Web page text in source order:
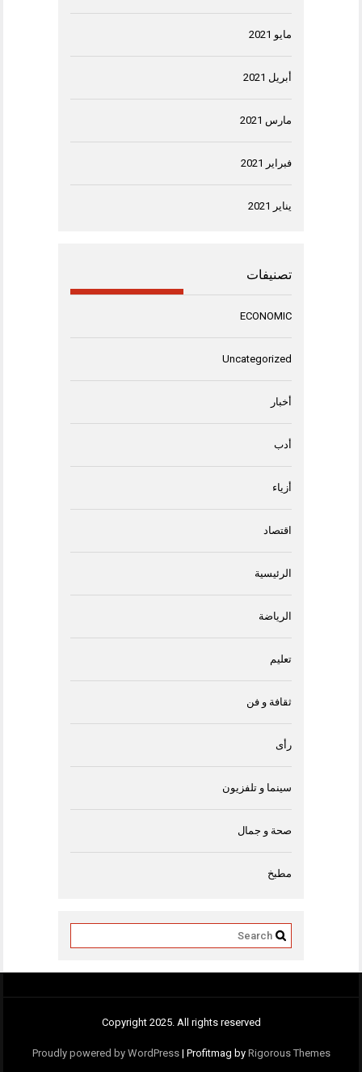
مايو 2021
أبريل 2021
مارس 2021
فبراير 2021
يناير 2021
تصنيفات
ECONOMIC
Uncategorized
أخبار
أدب
أزياء
اقتصاد
الرئيسية
الرياضة
تعليم
ثقافة و فن
رأى
سينما و تلفزيون
صحة و جمال
مطبخ
Copyright 2025. All rights reserved
Proudly powered by WordPress | Profitmag by Rigorous Themes